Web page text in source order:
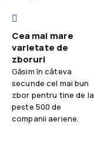
Cea mai mare
varietate de
zboruri
Găsim în câteva
secunde cel mai bun
zbor pentru tine de la
peste 500 de
companii aeriene.